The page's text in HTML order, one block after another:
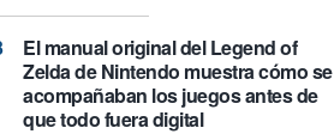
El manual original del Legend of
Zelda de Nintendo muestra cómo se
acompañaban los juegos antes de
que todo fuera digital